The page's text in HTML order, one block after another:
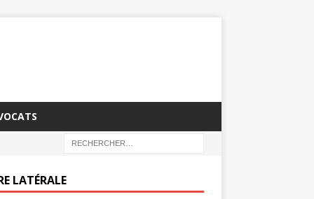
LATÉRALE